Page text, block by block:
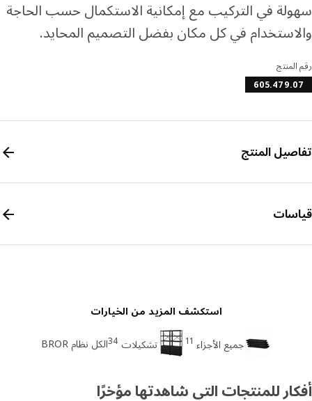
في التركيب مع إمكانية الاستكمال حسب الحاجة
في كل مكان بفضل التصميم المحايد.
المنتج
استكشف المزيد من الخيارات
جميع الأجزاء 11 تشكيلات 34 الكل نظام BROR
للمنتجات التي شاهدتها مؤخرًا